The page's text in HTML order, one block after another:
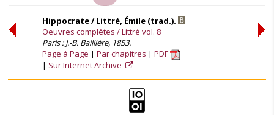
Hippocrate / Littré, Émile (trad.).
Oeuvres complètes / Littré vol. 8
Paris : J.-B. Baillière, 1853.
Page à Page
Par chapitres
PDF
Sur Internet Archive